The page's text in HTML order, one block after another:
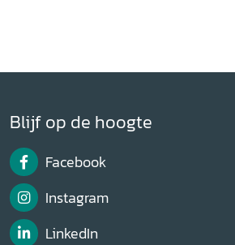
Blijf op de hoogte
Facebook
Instagram
LinkedIn